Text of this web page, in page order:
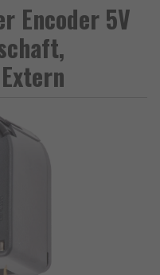
Encoder 5V